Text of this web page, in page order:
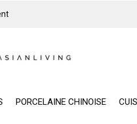
PORCELAINE CHINOISE